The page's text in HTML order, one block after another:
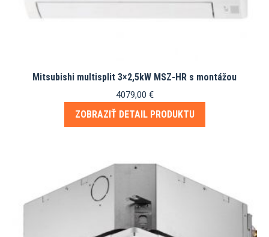
Mitsubishi multisplit 3×2,5kW MSZ-HR s montážou
4079,00 €
ZOBRAZIŤ DETAIL PRODUKTU